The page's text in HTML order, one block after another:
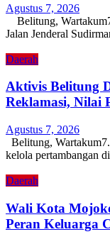
Agustus 7, 2026
Belitung,
Jalan Jenderal
Daerah
Aktivis Belitung
Reklamasi, Nilai
Agustus 7, 2026
Belitung,
kelola pertambangan
Daerah
Wali Kota
Peran Keluarga